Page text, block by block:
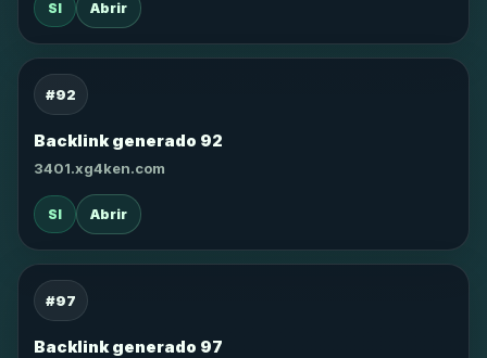
SI Abrir
#92
Backlink generado 92
3401.xg4ken.com
SI Abrir
#97
Backlink generado 97